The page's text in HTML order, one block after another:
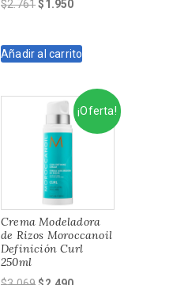
$2.761El
era:
$1.950El
es:
Añadir al carrito
¡Oferta!
Crema Modeladora
de Rizos Moroccanoil
Definición Curl
250ml
El
El